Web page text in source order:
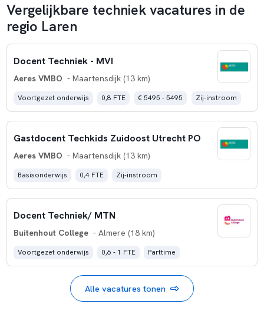
Vergelijkbare techniek vacatures in de
regio Laren
Docent Techniek - MVI
Aeres VMBO - Maartensdijk (13 km)
Voortgezet onderwijs 0,8 FTE € 5495 - 5495 Zij-instroom
Gastdocent Techkids Zuidoost Utrecht PO
Aeres VMBO - Maartensdijk (13 km)
Basisonderwijs 0,4 FTE Zij-instroom
Docent Techniek/ MTN
Buitenhout College - Almere (18 km)
Voortgezet onderwijs 0,6 - 1 FTE Parttime
Alle vacatures tonen